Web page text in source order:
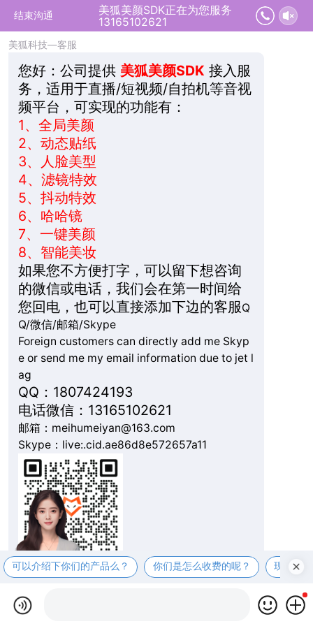
结束沟通
美狐美颜SDK正在为您服务
13165102621
2026-08-08 14:46:44 开始沟通
美狐科技—客服
您好： 公司提供 美狐美颜SDK 接入服
务，适用于直播/短视频/自拍机等音视
频平台，可实现的功能有：
1、 全局美颜
2、 动态贴纸
3、
人脸美型
4、 滤镜特效
5、 抖动特效
6、 哈哈镜
7、 一键美颜
8、 智能美妆
如果您不方便打字，可以留下想咨询
的微信或电话，我们会在第一时间给
您回电，也可以直接添加下边的客服Q
Q/微信/邮箱/Skype
Foreign customers can directly add me Skyp
e or send me my email information due to jet l
ag
QQ：1807424193
电话微信：13165102621
邮箱：meihumeiyan@163.com
Skype：live:.cid.ae86d8e572657a11
可以介绍下你们的产品么？ 你们是怎么收费的呢？ 现在有